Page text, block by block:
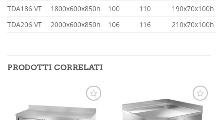
TDA186 VT
1800x600x850h 100 110
190x70x100h
TDA206 VT
2000x600x850h 106 116 210x70x100h
PRODOTTI CORRELATI